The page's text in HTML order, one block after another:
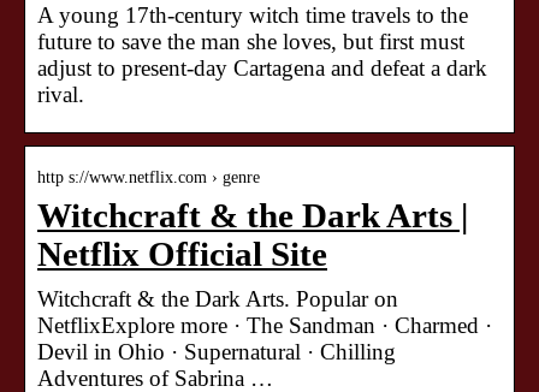
A young 17th-century witch time travels to the
future to save the man she loves, but first must
adjust to present-day Cartagena and defeat a dark
rival.
http s://www.netflix.com › genre
Witchcraft & the Dark Arts |
Netflix Official Site
Witchcraft & the Dark Arts. Popular on
NetflixExplore more · The Sandman · Charmed ·
Devil in Ohio · Supernatural · Chilling
Adventures of Sabrina …